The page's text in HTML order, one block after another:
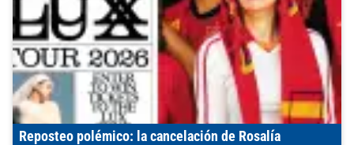
Reposteo polémico: la cancelación de Rosalía